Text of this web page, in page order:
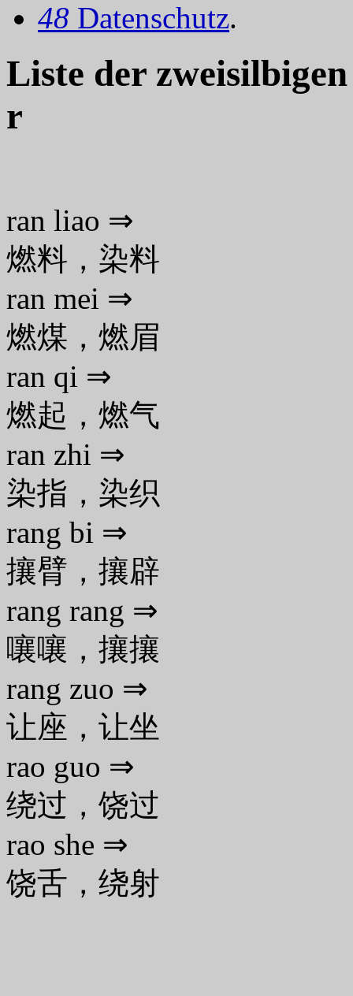
48 Datenschutz.
Liste der
r
ran liao ⇒
燃料，染料
ran mei ⇒
燃煤，燃眉
ran qi ⇒
燃起，燃气
ran zhi ⇒
染指，染织
rang bi ⇒
攘臂，攘辟
rang rang ⇒
嚷嚷，攘攘
rang zuo ⇒
让座，让坐
rao guo ⇒
绕过，饶过
rao she ⇒
饶舌，绕射